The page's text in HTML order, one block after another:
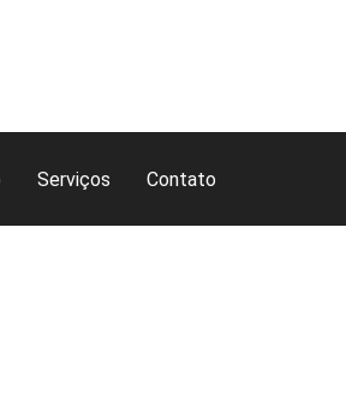
Serviços Contato